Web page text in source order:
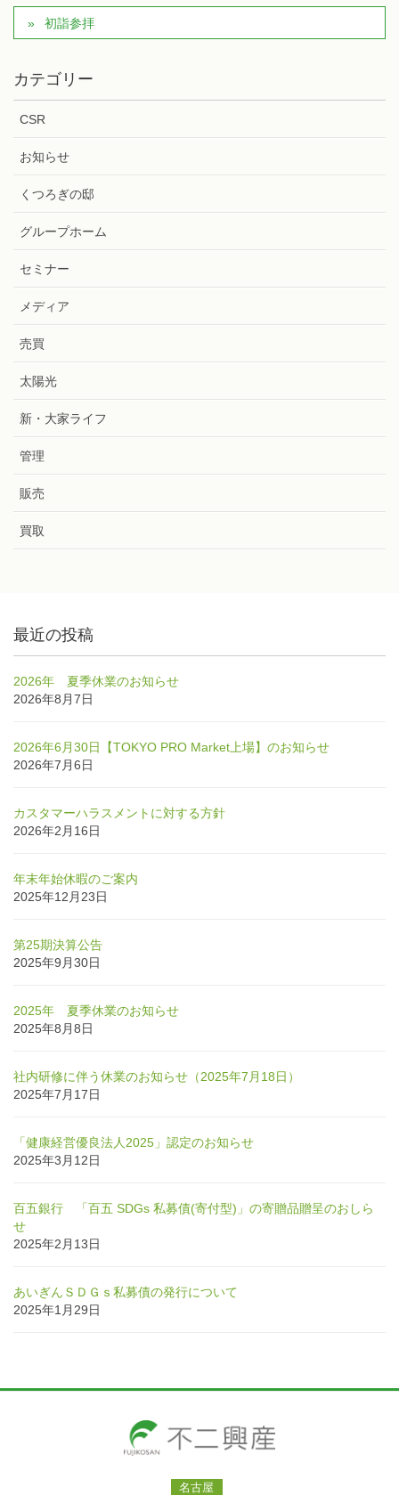
初詣参拝
カテゴリー
CSR
お知らせ
くつろぎの邸
グループホーム
セミナー
メディア
売買
太陽光
新・大家ライフ
管理
販売
買取
最近の投稿
2026年 夏季休業のお知らせ
2026年8月7日
2026年6月30日【TOKYO PRO Market上場】のお知らせ
2026年7月6日
カスタマーハラスメントに対する方針
2026年2月16日
年末年始休暇のご案内
2025年12月23日
第25期決算公告
2025年9月30日
2025年 夏季休業のお知らせ
2025年8月8日
社内研修に伴う休業のお知らせ（2025年7月18日）
2025年7月17日
「健康経営優良法人2025」認定のお知らせ
2025年3月12日
百五銀行 「百五 SDGs 私募債(寄付型)」の寄贈品贈呈のおしら
せ
2025年2月13日
あいぎんＳＤＧｓ私募債の発行について
2025年1月29日
名古屋